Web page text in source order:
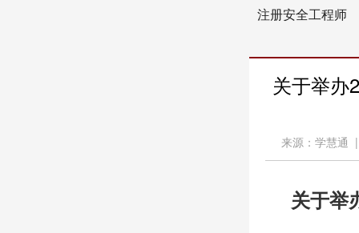
注册安全工程师
关于举办
来源：学慧通
关于举